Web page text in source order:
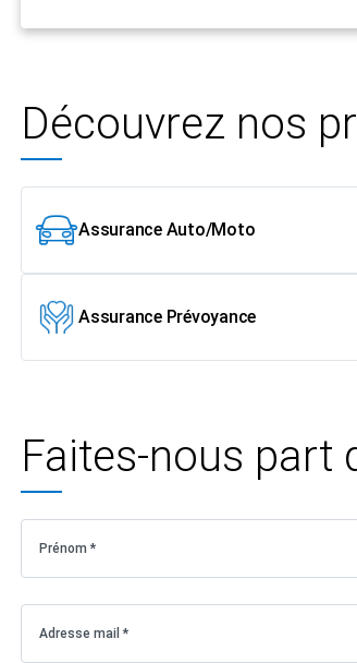
Découvrez nos
Assurance Auto/Moto
Assurance Prévoyance
Faites-nous part